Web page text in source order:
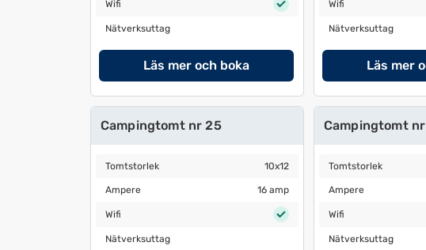
Wifi
Nätverksuttag
Nätverksuttag
Läs mer och boka
Wifi
Nätverksuttag
Nätverksuttag
Läs mer
Campingtomt nr 25
Tomtstorlek
Tomtstorlek 10x12
Ampere 16 amp
Ampere 16 amp
WifiWifi
Nätverksuttag
Nätverksuttag
Campingtomt
Tomtstorlek
Tomtstorlek
Ampere 16 amp
Ampere
WifiWifi
Nätverksuttag
Nätverksuttag